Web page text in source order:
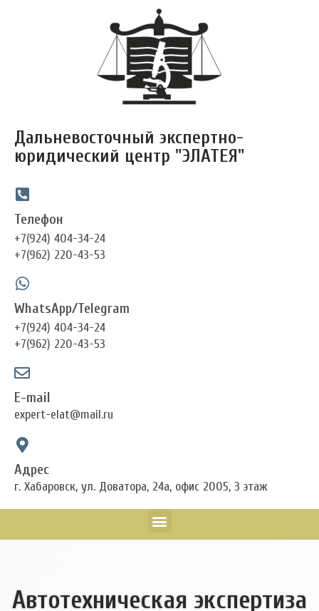
Дальневосточный экспертно-
юридический центр "ЭЛАТЕЯ"
Телефон
+7(924) 404-34-24
+7(962) 220-43-53
WhatsApp/Telegram
+7(924) 404-34-24
+7(962) 220-43-53
E-mail
expert-elat@mail.ru
Адрес
г. Хабаровск, ул. Доватора, 24а, офис 2005, 3 этаж
Menu
Автотехническая экспертиза